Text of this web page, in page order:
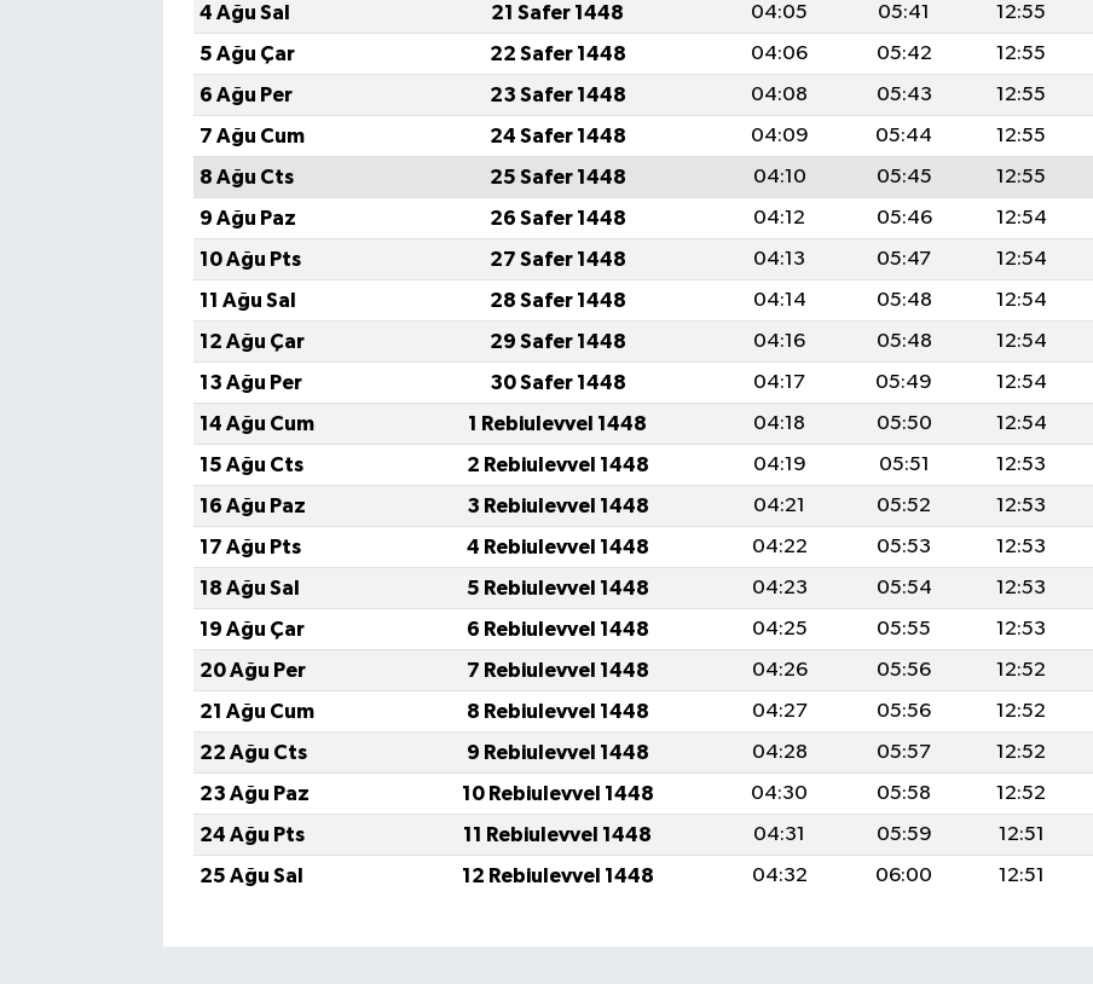
4 Ağu Sal
21 Safer 1448 04:05 05:41 12:55
5 Ağu Çar
22 Safer 1448 04:06 05:42 12:55
6 Ağu Per
23 Safer 1448 04:08 05:43 12:55
7 Ağu Cum
24 Safer 1448 04:09 05:44 12:55
8 Ağu Cts
25 Safer 1448 04:10 05:45 12:55
9 Ağu Paz
26 Safer 1448 04:12 05:46 12:54
10 Ağu Pts
27 Safer 1448 04:13 05:47 12:54
11 Ağu Sal
28 Safer 1448 04:14 05:48 12:54
12 Ağu Çar
29 Safer 1448 04:16 05:48 12:54
13 Ağu Per
30 Safer 1448 04:17 05:49 12:54
14 Ağu Cum
1 Rebiulevvel 1448 04:18 05:50 12:54
15 Ağu Cts
2 Rebiulevvel 1448 04:19 05:51 12:53
16 Ağu Paz
3 Rebiulevvel 1448 04:21 05:52 12:53
17 Ağu Pts
4 Rebiulevvel 1448 04:22 05:53 12:53
18 Ağu Sal
5 Rebiulevvel 1448 04:23 05:54 12:53
19 Ağu Çar
6 Rebiulevvel 1448 04:25 05:55 12:53
20 Ağu Per
7 Rebiulevvel 1448 04:26 05:56 12:52
21 Ağu Cum
8 Rebiulevvel 1448 04:27 05:56 12:52
22 Ağu Cts
9 Rebiulevvel 1448 04:28 05:57 12:52
23 Ağu Paz
10 Rebiulevvel 1448 04:30 05:58 12:52
24 Ağu Pts
11 Rebiulevvel 1448 04:31 05:59 12:51
25 Ağu Sal
12 Rebiulevvel 1448 04:32 06:00 12:51